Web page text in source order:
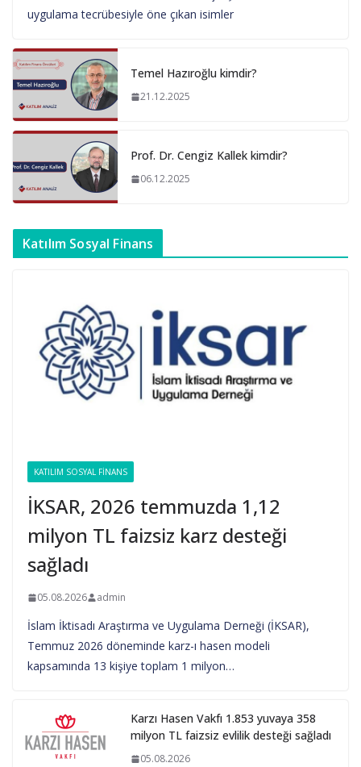
uygulama tecrübesiyle öne çıkan isimler
Temel Hazıroğlu kimdir?
21.12.2025
Prof. Dr. Cengiz Kallek kimdir?
06.12.2025
Katılım Sosyal Finans
KATILIM SOSYAL FINANS
İKSAR, 2026 temmuzda 1,12
milyon TL faizsiz karz desteği
sağladı
05.08.2026 admin
İslam İktisadı Araştırma ve Uygulama Derneği (İKSAR),
Temmuz 2026 döneminde karz-ı hasen modeli
kapsamında 13 kişiye toplam 1 milyon…
Karzı Hasen Vakfı 1.853 yuvaya 358
milyon TL faizsiz evlilik desteği sağladı
05.08.2026